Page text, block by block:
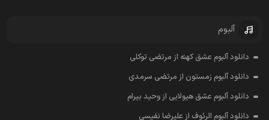
آلبوم
دانلود آلبوم عشق کهنه از مرتضی توکلی
دانلود آلبوم زمستون از مرتضی سرمدی
دانلود آلبوم عشق هیولایی از وحید بیرام
دانلود آلبوم الرئوف از علیرضا نفیسی